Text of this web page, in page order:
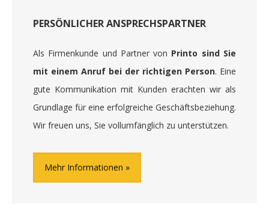
PERSÖNLICHER ANSPRECHSPARTNER
Als Firmenkunde und Partner von Printo sind Sie
mit einem Anruf bei der richtigen Person. Eine
gute Kommunikation mit Kunden erachten wir als
Grundlage für eine erfolgreiche Geschäftsbeziehung.
Wir freuen uns, Sie vollumfänglich zu unterstützen.
Mehr Informationen